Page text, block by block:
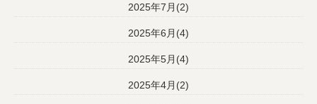
2025年7月(2)
2025年6月(4)
2025年5月(4)
2025年4月(2)